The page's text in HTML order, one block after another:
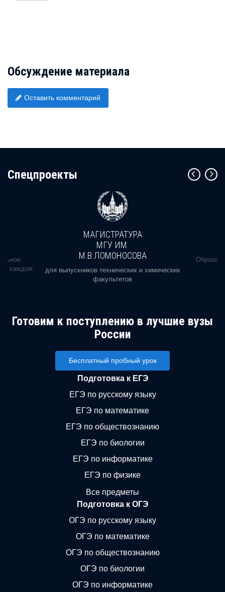
Обсуждение материала
Оставить комментарий
Cпецпроекты
в каждом
МАГИСТРАТУРА
МГУ ИМ.
М.В.ЛОМОНОСОВА
для выпускников технических и химических
факультетов
Готовим к поступлению в лучшие вузы
России
Бесплатный пробный урок
Подготовка к ЕГЭ
ЕГЭ по русскому языку
ЕГЭ по математике
ЕГЭ по обществознанию
ЕГЭ по биологии
ЕГЭ по информатике
ЕГЭ по физике
Все предметы
Подготовка к ОГЭ
ОГЭ по русскому языку
ОГЭ по математике
ОГЭ по обществознанию
ОГЭ по биологии
ОГЭ по информатике